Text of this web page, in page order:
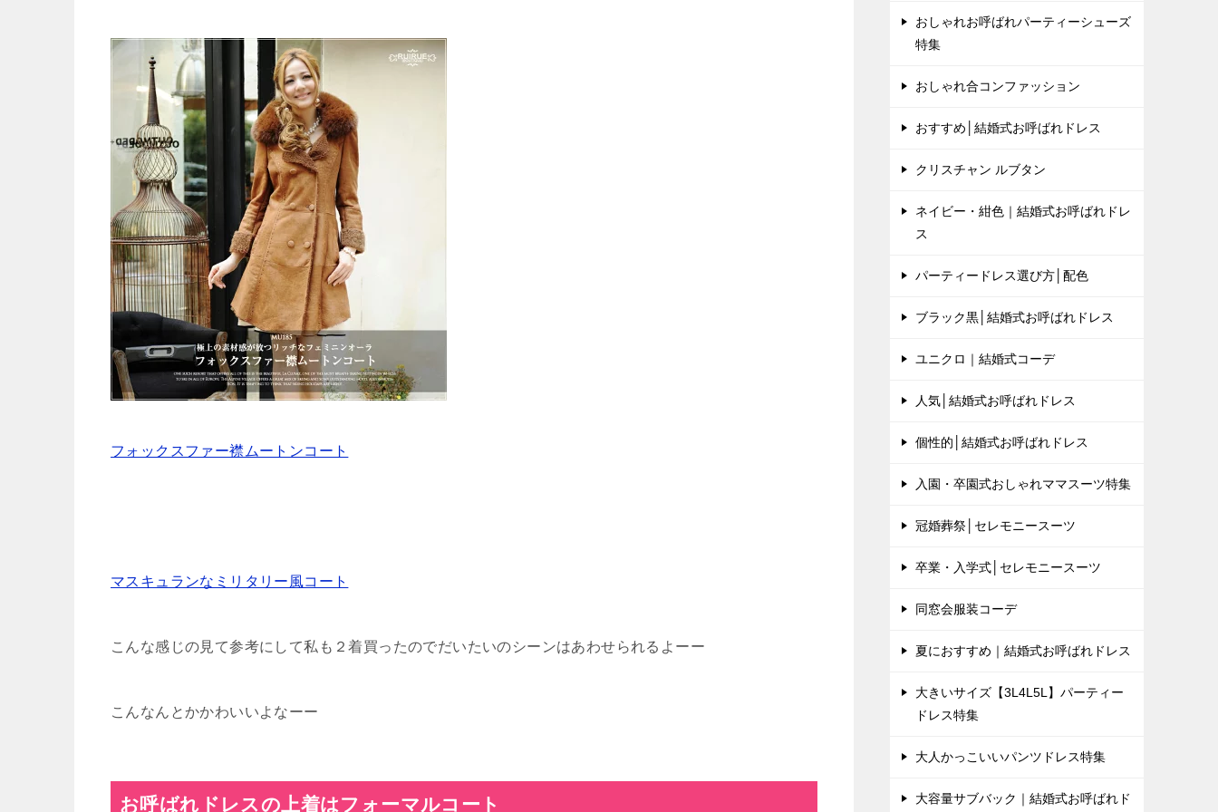
フォックスファー襟ムートンコート
マスキュランなミリタリー風コート
こんな感じの見て参考にして私も２着買ったのでだいたいのシーンはあわせられるよーー
こんなんとかかわいいよなーー
お呼ばれドレスの上着はフォーマルコート
おしゃれお呼ばれパーティーシューズ
特集
おしゃれ合コンファッション
おすすめ│結婚式お呼ばれドレス
クリスチャン ルブタン
ネイビー・紺色｜結婚式お呼ばれドレ
ス
パーティードレス選び方│配色
ブラック黒│結婚式お呼ばれドレス
ユニクロ｜結婚式コーデ
人気│結婚式お呼ばれドレス
個性的│結婚式お呼ばれドレス
入園・卒園式おしゃれママスーツ特集
冠婚葬祭│セレモニースーツ
卒業・入学式│セレモニースーツ
同窓会服装コーデ
夏におすすめ｜結婚式お呼ばれドレス
大きいサイズ【3L4L5L】パーティー
ドレス特集
大人かっこいいパンツドレス特集
大容量サブバック｜結婚式お呼ばれド